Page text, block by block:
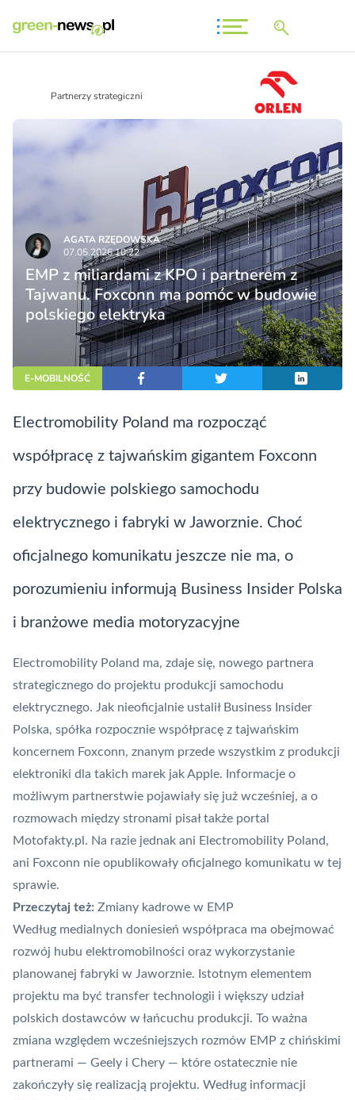
Partnerzy strategiczni
AGATA RZĘDOWSKA
07.05.2026 10:22
EMP z miliardami z KPO i partnerem z
Tajwanu. Foxconn ma pomóc w budowie
polskiego elektryka
E-MOBILNOŚĆ
Electromobility Poland ma rozpocząć
współpracę z tajwańskim gigantem Foxconn
przy budowie polskiego samochodu
elektrycznego i fabryki w Jaworznie. Choć
oficjalnego komunikatu jeszcze nie ma, o
porozumieniu informują Business Insider Polska
i branżowe media motoryzacyjne
Electromobility Poland ma, zdaje się, nowego partnera
strategicznego do projektu produkcji samochodu
elektrycznego. Jak nieoficjalnie ustalił Business Insider
Polska, spółka rozpocznie współpracę z tajwańskim
koncernem Foxconn, znanym przede wszystkim z produkcji
elektroniki dla takich marek jak Apple. Informacje o
możliwym partnerstwie pojawiały się już wcześniej, a o
rozmowach między stronami pisał także portal
Motofakty.pl. Na razie jednak ani Electromobility Poland,
ani Foxconn nie opublikowały oficjalnego komunikatu w tej
sprawie.
Przeczytaj też: Zmiany kadrowe w EMP
Według medialnych doniesień współpraca ma obejmować
rozwój hubu elektromobilności oraz wykorzystanie
planowanej fabryki w Jaworznie. Istotnym elementem
projektu ma być transfer technologii i większy udział
polskich dostawców w łańcuchu produkcji. To ważna
zmiana względem wcześniejszych rozmów EMP z chińskimi
partnerami — Geely i Chery — które ostatecznie nie
zakończyły się realizacją projektu. Według informacji